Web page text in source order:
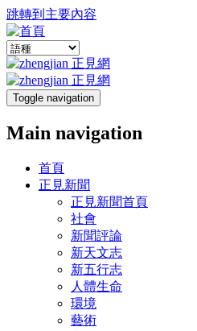
跳轉到主要內容
Toggle navigation
Main navigation
首頁
正見新聞
正見新聞首頁
社會
新聞評論
新天文志
新五行志
人體生命
環境
藝術